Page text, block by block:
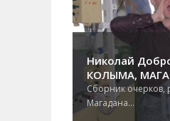
Николай
КОЛЫМА,
Сборник очерков,
Магадана...